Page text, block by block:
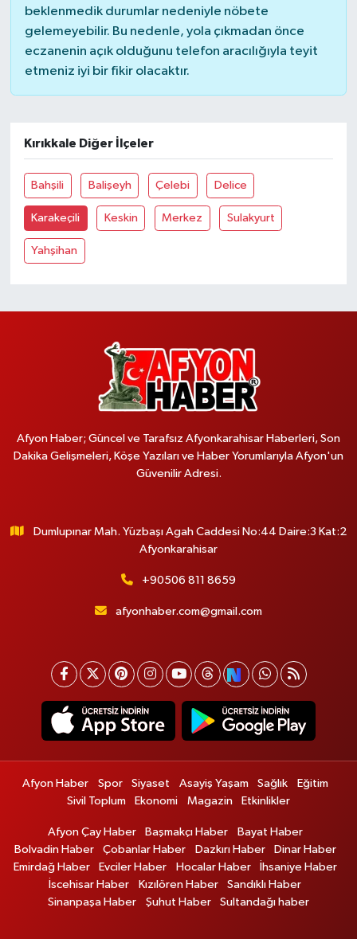
beklenmedik durumlar nedeniyle nöbete
gelemeyebilir. Bu nedenle, yola çıkmadan önce
eczanenin açık olduğunu telefon aracılığıyla teyit
etmeniz iyi bir fikir olacaktır.
Kırıkkale Diğer İlçeler
Bahşili Balişeyh Çelebi Delice
Karakeçili Keskin Merkez Sulakyurt
Yahşihan
Afyon Haber; Güncel ve Tarafsız Afyonkarahisar Haberleri, Son
Dakika Gelişmeleri, Köşe Yazıları ve Haber Yorumlarıyla Afyon'un
Güvenilir Adresi.
Dumlupınar Mah. Yüzbaşı Agah Caddesi No:44 Daire:3 Kat:2
Afyonkarahisar
+90506 811 8659
afyonhaber.com@gmail.com
Afyon Haber Spor Siyaset Asayiş Yaşam Sağlık
Eğitim
Sivil Toplum
Ekonomi Magazin Etkinlikler
Afyon Çay Haber Başmakçı Haber
Bayat Haber
Bolvadin Haber
Çobanlar Haber Dazkırı Haber
Dinar Haber
Emirdağ Haber
Evciler Haber Hocalar Haber
İhsaniye Haber
İscehisar Haber
Kızılören Haber
Sandıklı Haber
Sinanpaşa Haber
Şuhut Haber Sultandağı haber